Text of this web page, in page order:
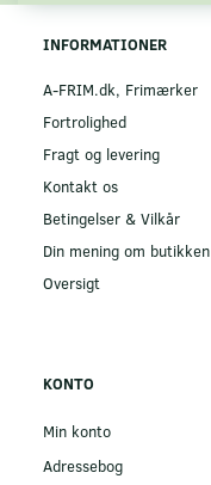
INFORMATIONER
A-FRIM.dk, Frimærker
Fortrolighed
Fragt og levering
Kontakt os
Betingelser & Vilkår
Din mening om butikken
Oversigt
KONTO
Min konto
Adressebog